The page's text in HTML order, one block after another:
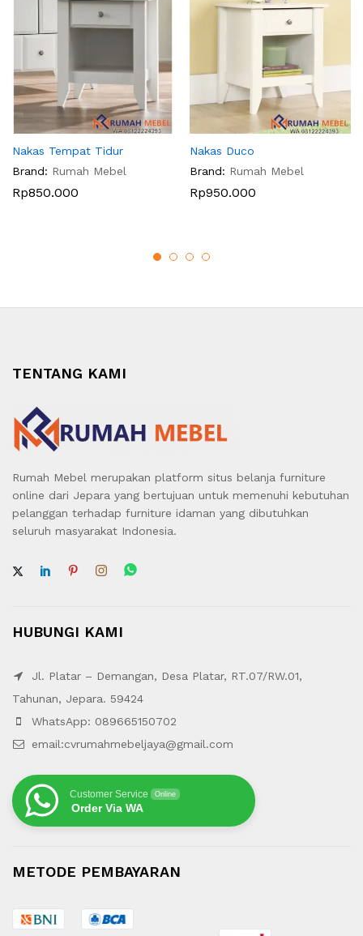
Nakas Tempat Tidur
Brand: Rumah Mebel
Rp850.000
Nakas Duco
Brand: Rumah Mebel
Rp950.000
TENTANG KAMI
Rumah Mebel merupakan platform situs belanja furniture
online dari Jepara yang bertujuan untuk memenuhi kebutuhan
pelanggan terhadap furniture idaman yang dibutuhkan
seluruh masyarakat Indonesia.
HUBUNGI KAMI
Jl. Platar – Demangan, Desa Platar, RT.07/RW.01,
Tahunan, Jepara. 59424
WhatsApp: 089665150702
email:cvrumahmebeljaya@gmail.com
Customer Service Online
Order Via WA
METODE PEMBAYARAN